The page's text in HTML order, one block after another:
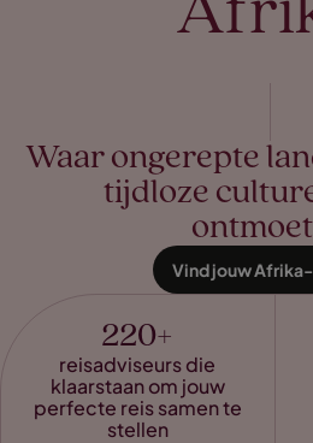
Waar ongerepte
tijdloze
Vind jouw
220+
reisadviseurs die
klaarstaan om jouw
perfecte reis samen te
stellen